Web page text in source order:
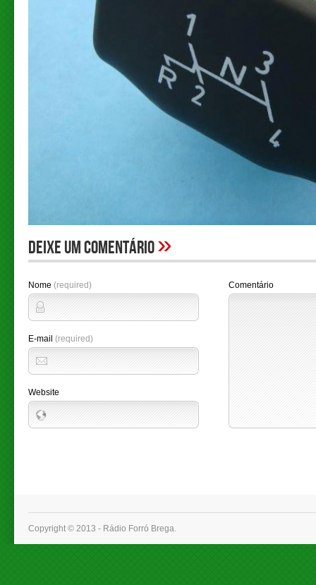
Deixe um comentário»
Nome (required)
E-mail (required)
Website
Comentário
Copyright © 2013 - Rádio Forró Brega.